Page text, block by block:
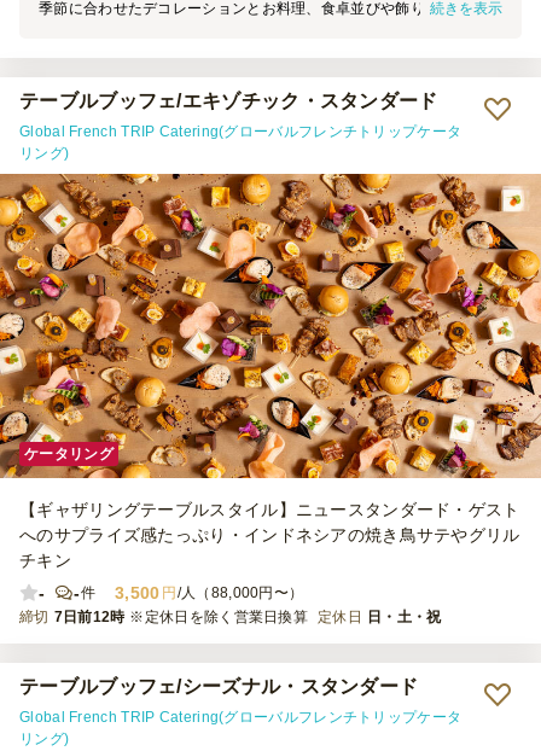
季節に合わせたデコレーションとお料理、食卓並びや飾りも素敵でし
続きを表示
テーブルブッフェ/エキゾチック・スタンダード
Global French TRIP Catering(グローバルフレンチトリップケータ
リング)
ケータリング
【ギャザリングテーブルスタイル】ニュースタンダード・ゲスト
へのサプライズ感たっぷり・インドネシアの焼き鳥サテやグリル
チキン
-
-件 3,500 円 /人（88,000円〜）
締切 7日前12時 ※定休日を除く営業日換算 定休日 日・土・祝
テーブルブッフェ/シーズナル・スタンダード
Global French TRIP Catering(グローバルフレンチトリップケータ
リング)